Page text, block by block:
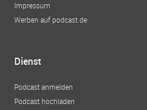
Impressum
Werben auf podcast.de
Dienst
Podcast anmelden
Podcast hochladen